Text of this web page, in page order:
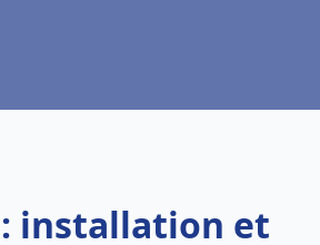
installation et